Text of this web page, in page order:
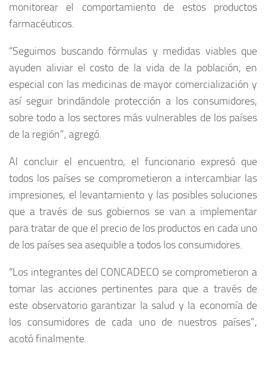
monitorear el comportamiento de estos productos
farmacéuticos.
“Seguimos buscando fórmulas y medidas viables que
ayuden aliviar el costo de la vida de la población, en
especial con las medicinas de mayor comercialización y
así seguir brindándole protección a los consumidores,
sobre todo a los sectores más vulnerables de los países
de la región”, agregó.
Al concluir el encuentro, el funcionario expresó que
todos los países se comprometieron a intercambiar las
impresiones, el levantamiento y las posibles soluciones
que a través de sus gobiernos se van a implementar
para tratar de que el precio de los productos en cada uno
de los países sea asequible a todos los consumidores.
“Los integrantes del CONCADECO se comprometieron a
tomar las acciones pertinentes para que a través de
este observatorio garantizar la salud y la economía de
los consumidores de cada uno de nuestros países”,
acotó finalmente.